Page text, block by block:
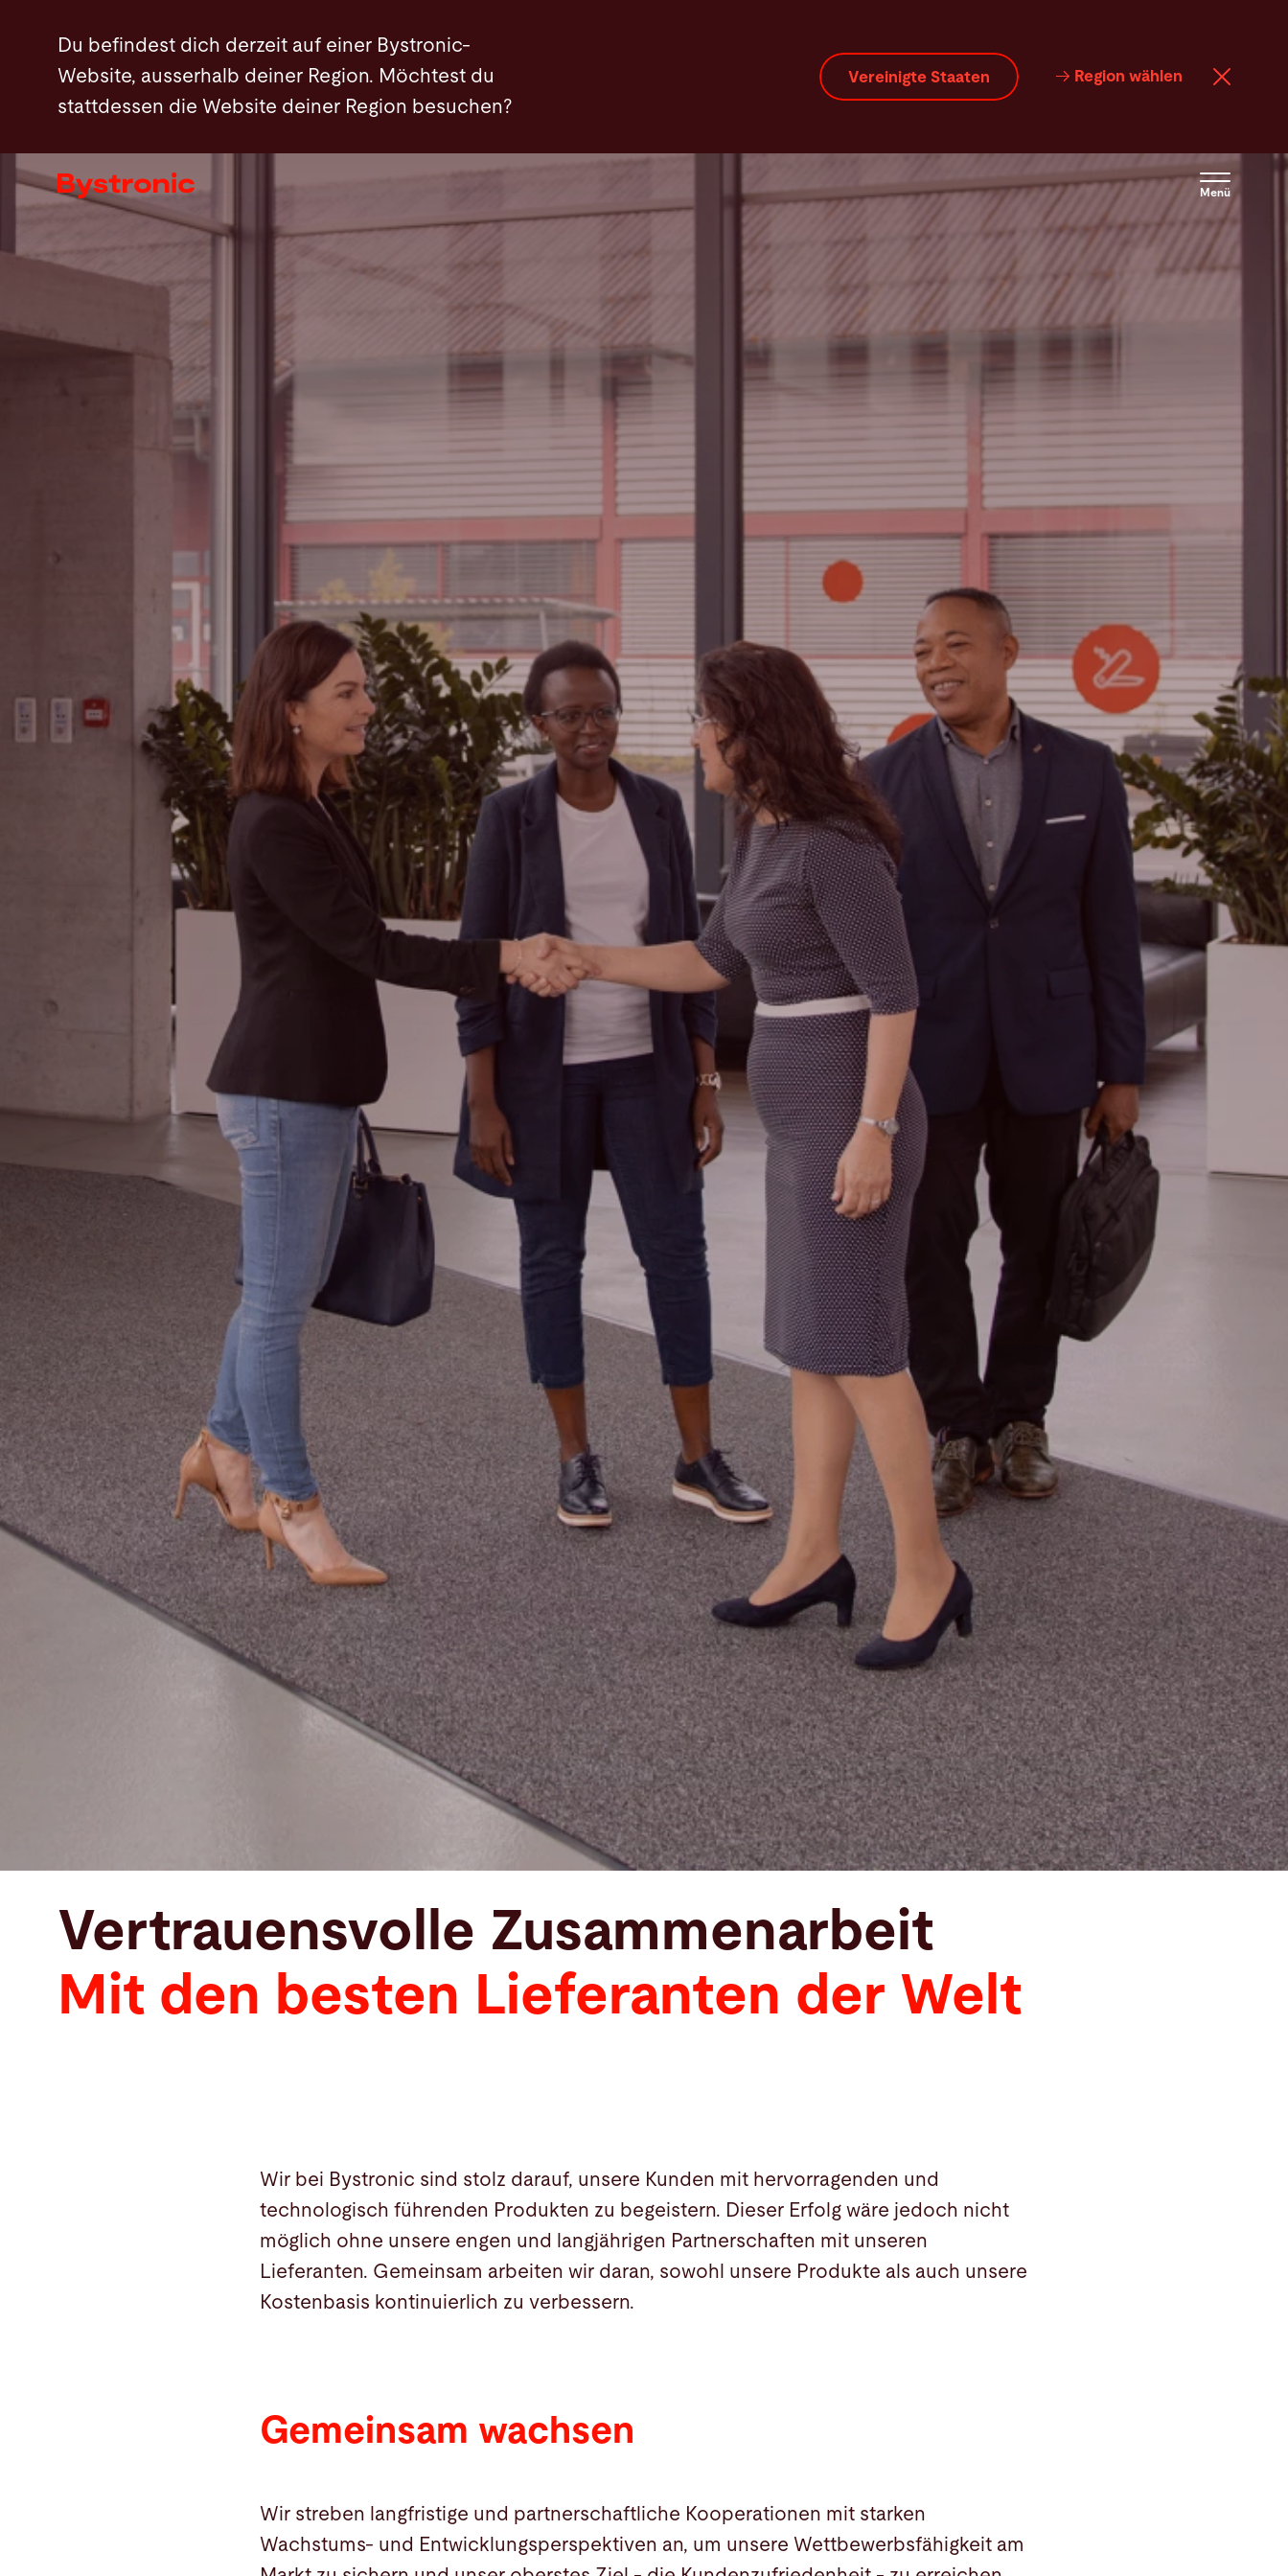
Du befindest dich derzeit auf einer Bystronic-
Website, ausserhalb deiner Region. Möchtest du
stattdessen die Website deiner Region besuchen?
Vereinigte Staaten Region wählen
Menü
Services
Applikationen
Unternehmen
Vertrauensvolle Zusammenarbeit
Mit den besten Lieferanten der Welt
Wir bei Bystronic sind stolz darauf, unsere Kunden mit hervorragenden und
technologisch führenden Produkten zu begeistern. Dieser Erfolg wäre jedoch nicht
möglich ohne unsere engen und langjährigen Partnerschaften mit unseren
Lieferanten. Gemeinsam arbeiten wir daran, sowohl unsere Produkte als auch unsere
Kostenbasis kontinuierlich zu verbessern.
Gemeinsam wachsen
Wir streben langfristige und partnerschaftliche Kooperationen mit starken
Wachstums- und Entwicklungsperspektiven an, um unsere Wettbewerbsfähigkeit am